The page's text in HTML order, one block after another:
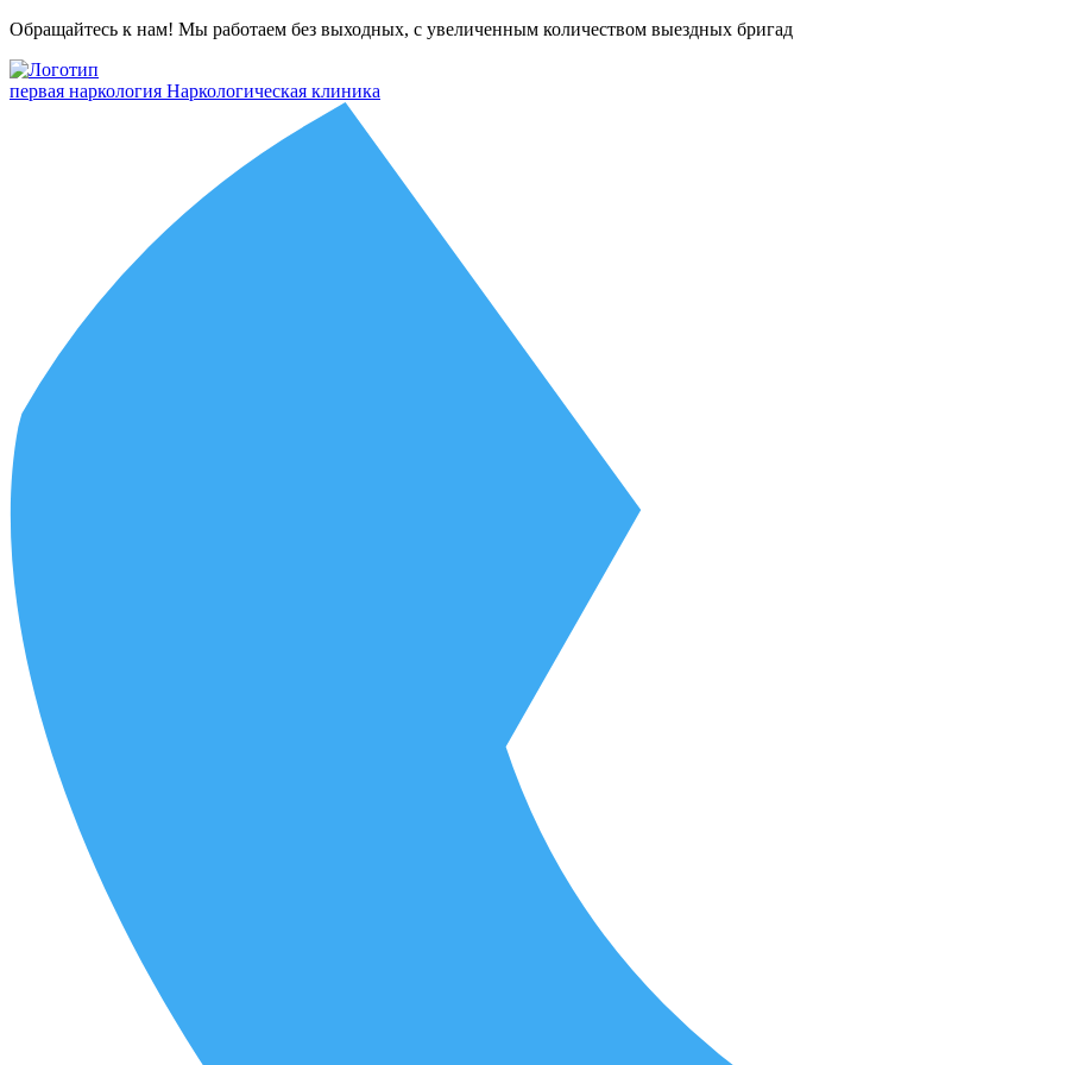
Обращайтесь к нам! Мы работаем без выходных, с увеличенным количеством выездных бригад
первая наркология Наркологическая клиника